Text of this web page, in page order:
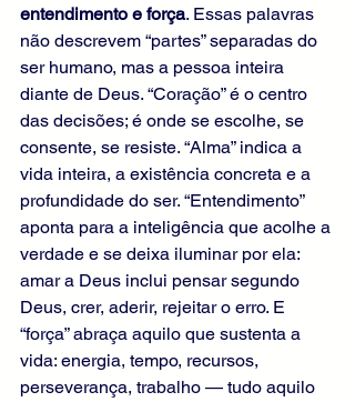
entendimento e força. Essas palavras
não descrevem “partes” separadas do
ser humano, mas a pessoa inteira
diante de Deus. “Coração” é o centro
das decisões; é onde se escolhe, se
consente, se resiste. “Alma” indica a
vida inteira, a existência concreta e a
profundidade do ser. “Entendimento”
aponta para a inteligência que acolhe a
verdade e se deixa iluminar por ela:
amar a Deus inclui pensar segundo
Deus, crer, aderir, rejeitar o erro. E
“força” abraça aquilo que sustenta a
vida: energia, tempo, recursos,
perseverança, trabalho — tudo aquilo